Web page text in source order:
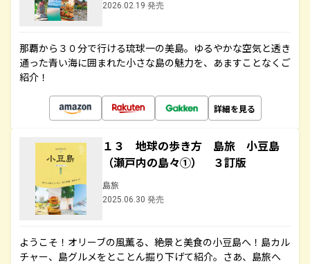
2026.02.19 発売
那覇から３０分で行ける琉球一の美島。ゆるやかな空気と透き
通った青い海に囲まれた小さな島の魅力を、あますことなくご
紹介！
詳細を見る
１３ 地球の歩き方 島旅 小豆島
（瀬戸内の島々①） ３訂版
島旅
2025.06.30 発売
ようこそ！オリーブの風薫る、絶景と美食の小豆島へ！島カル
チャー、島グルメをとことん掘り下げて紹介。さあ、島旅へ